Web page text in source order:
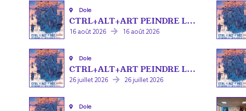
Dole
CTRL+ALT+ART PEINDRE L...
16 août 2026 16 août 2026
Dole
CTRL+ALT+ART PEINDRE L...
26 juillet 2026 26 juillet 2026
Dole